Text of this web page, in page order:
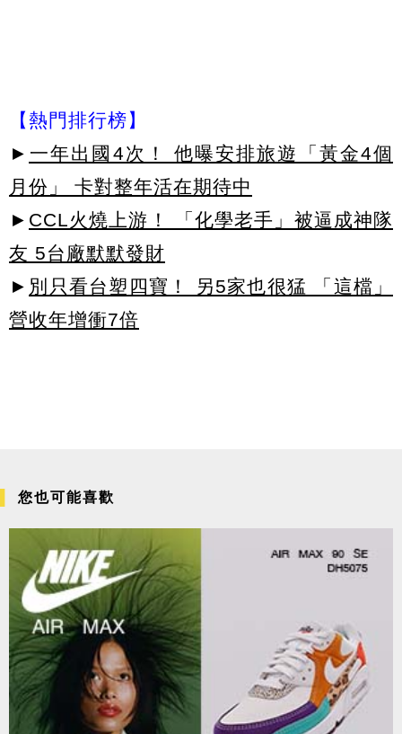
【熱門排行榜】
► 一年出國4次！ 他曝安排旅遊「黃金4個
月份」 卡對整年活在期待中
► CCL火燒上游！ 「化學老手」被逼成神隊
友 5台廠默默發財
► 別只看台塑四寶！ 另5家也很猛 「這檔」
營收年增衝7倍
您也可能喜歡